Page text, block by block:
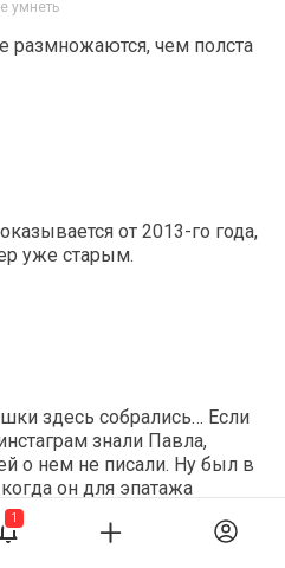
умнеть
размножаются, чем полста
от 2013-го года,
уже старым.
здесь собрались… Если
знали Павла,
о нем не писали. Ну был в
он для эпатажа
и даже снялся в
он давно отошел от
1